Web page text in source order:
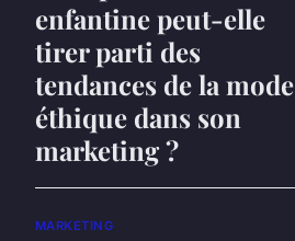
enfantine peut-elle
tirer parti des
tendances de la mode
éthique dans son
marketing ?
MARKETING